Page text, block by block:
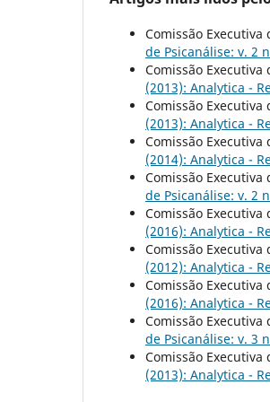
Comissão Executiva
de Psicanálise: v. 2
Comissão Executiva
(2013): Analytica -
Comissão Executiva
(2013): Analytica -
Comissão Executiva
(2014): Analytica -
Comissão Executiva
de Psicanálise: v. 2
Comissão Executiva
(2016): Analytica -
Comissão Executiva
(2012): Analytica -
Comissão Executiva
(2016): Analytica -
Comissão Executiva
de Psicanálise: v. 3
Comissão Executiva
(2013): Analytica -